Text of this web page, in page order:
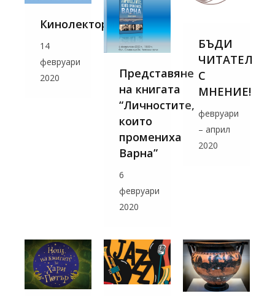
Кинолектория
14
февруари
2020
Представяне
на книгата
“Личностите,
които
промениха
Варна”
6
февруари
2020
БЪДИ
ЧИТАТЕЛ
С
МНЕНИЕ!
февруари
– април
2020